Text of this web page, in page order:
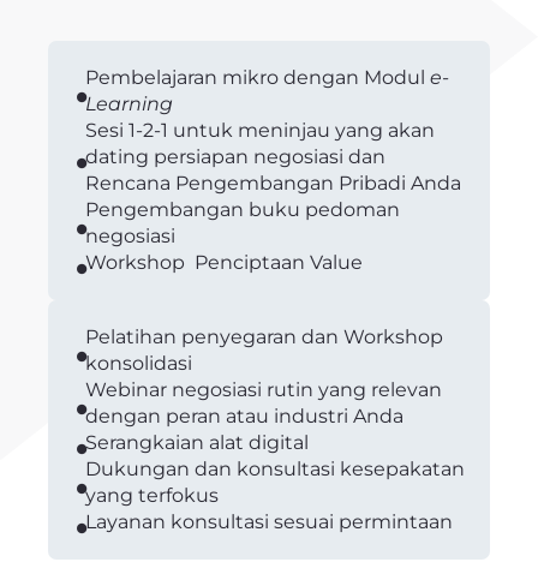
Pembelajaran mikro dengan Modul e-
Learning
Sesi 1-2-1 untuk meninjau yang akan
dating persiapan negosiasi dan
Rencana Pengembangan Pribadi Anda
Pengembangan buku pedoman
negosiasi
Workshop Penciptaan Value
Pelatihan penyegaran dan Workshop
konsolidasi
Webinar negosiasi rutin yang relevan
dengan peran atau industri Anda
Serangkaian alat digital
Dukungan dan konsultasi kesepakatan
yang terfokus
Layanan konsultasi sesuai permintaan